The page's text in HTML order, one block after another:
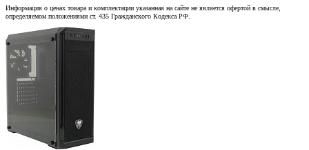
Информация о ценах товара и комплектации указанная на сайте не является офертой в смысле,
определяемом положениями ст. 435 Гражданского Кодекса РФ.